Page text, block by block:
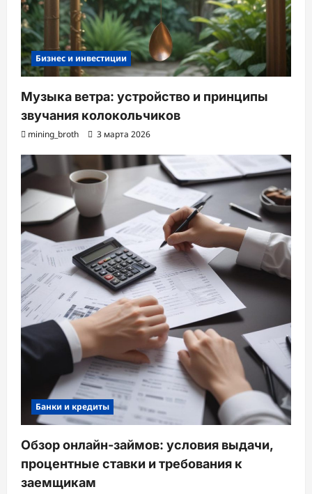
Бизнес и инвестиции
Музыка ветра: устройство и принципы
звучания колокольчиков
mining_broth 3 марта 2026
Банки и кредиты
Обзор онлайн-займов: условия выдачи,
процентные ставки и требования к
заемщикам